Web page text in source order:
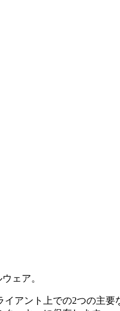
ェア。
アント上での2つの主